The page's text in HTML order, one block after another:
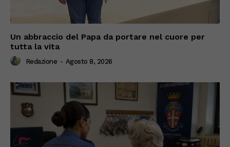
Un abbraccio del Papa da portare nel cuore per
tutta la vita
Redazione - Agosto 8, 2026